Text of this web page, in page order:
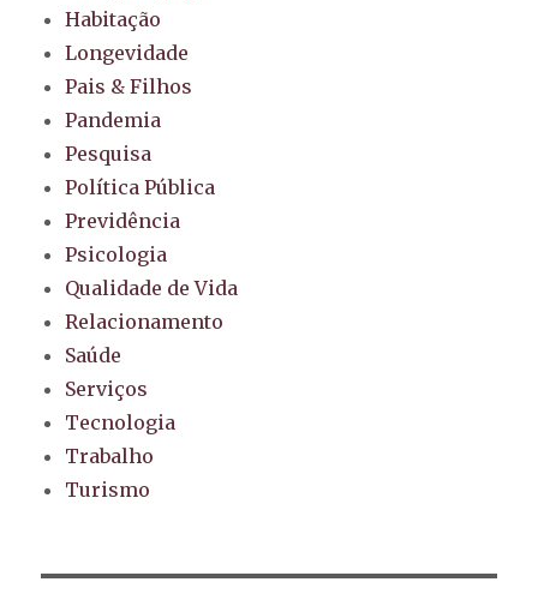
Habitação
Longevidade
Pais & Filhos
Pandemia
Pesquisa
Política Pública
Previdência
Psicologia
Qualidade de Vida
Relacionamento
Saúde
Serviços
Tecnologia
Trabalho
Turismo